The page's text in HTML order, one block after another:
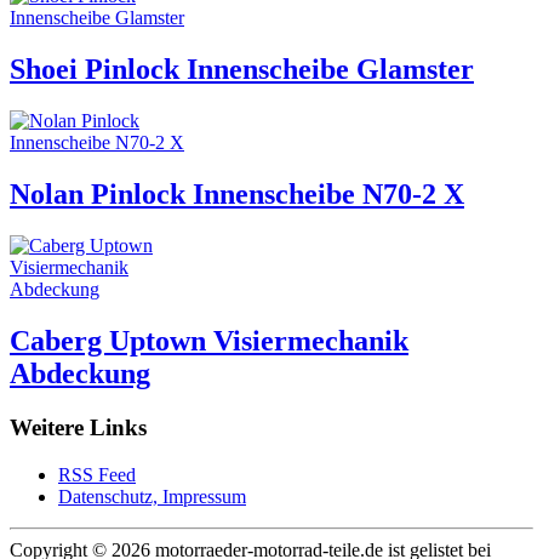
Shoei Pinlock Innenscheibe Glamster
Nolan Pinlock Innenscheibe N70-2 X
Caberg Uptown Visiermechanik
Abdeckung
Weitere Links
RSS Feed
Datenschutz, Impressum
Copyright © 2026 motorraeder-motorrad-teile.de ist gelistet bei